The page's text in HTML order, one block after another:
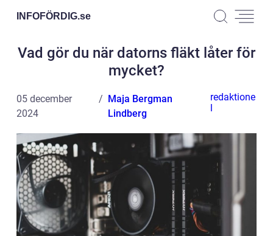
INFOFÖRDIG.se
Vad gör du när datorns fläkt låter för
mycket?
05 december
2024
Maja Bergman
Lindberg
redaktione
l